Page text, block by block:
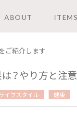
ABOUT ITEMS
ご紹介します
？やり方と注
ライフスタイル 健康